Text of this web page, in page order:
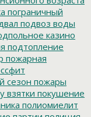
пограничный
подвоз воды
казино
подтопление
пожарная
сезон пожары
взятки покушение
полиомиелит